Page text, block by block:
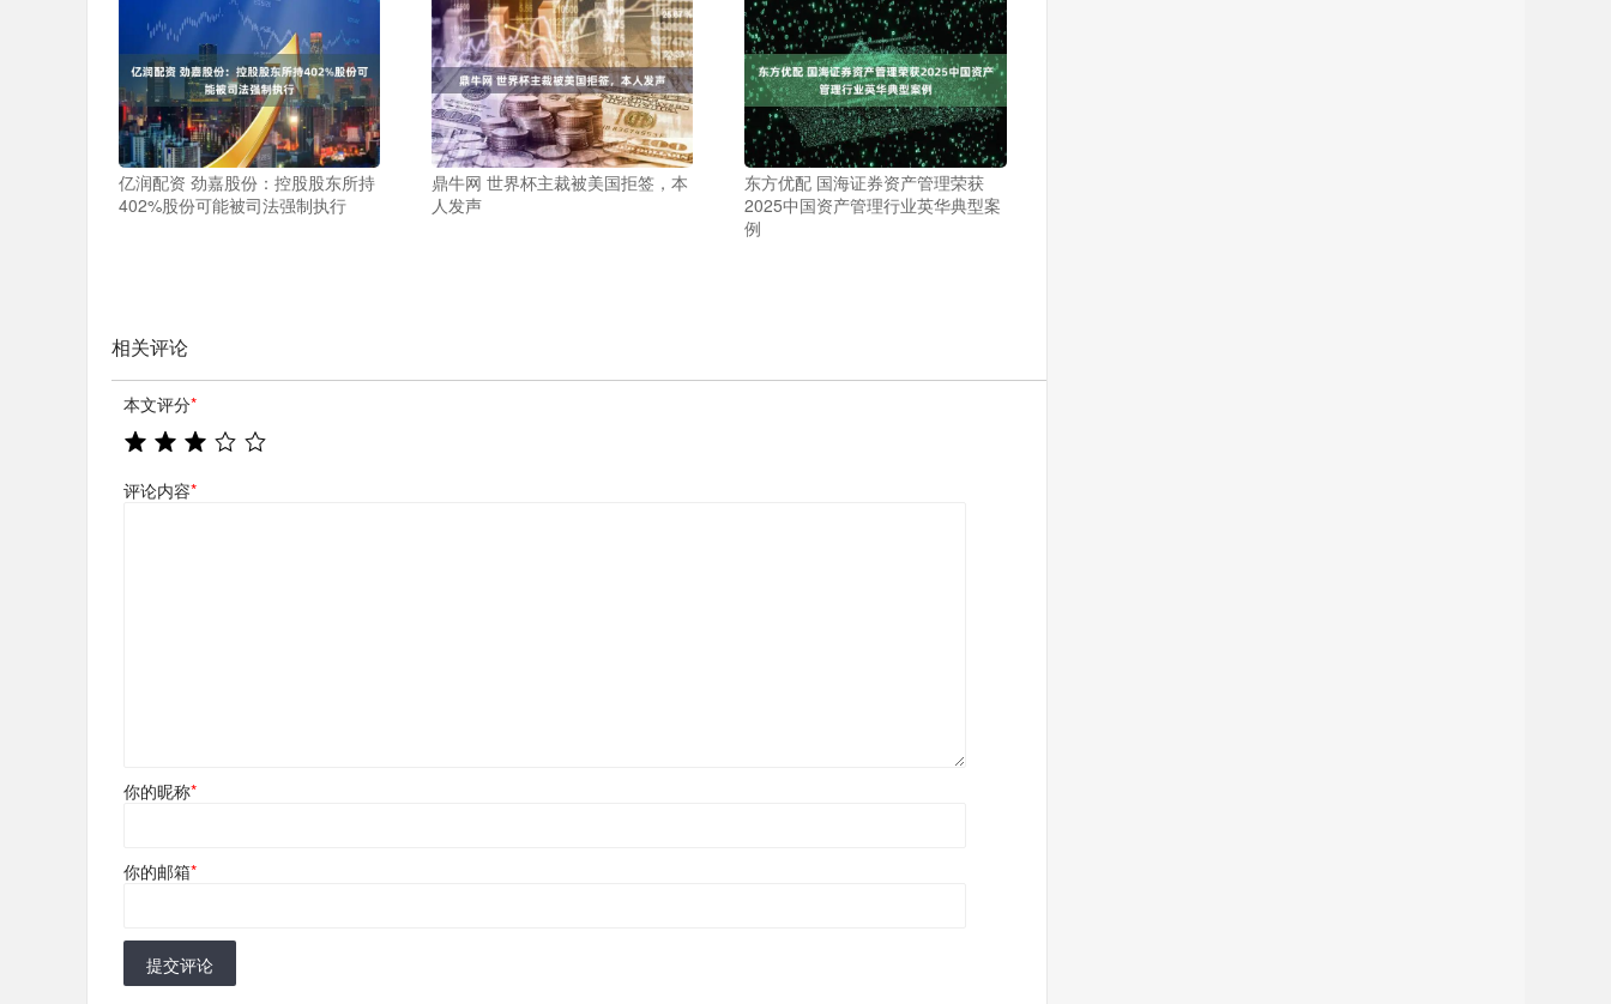
亿润配资 劲嘉股份：控股股东所持
402%股份可能被司法强制执行
鼎牛网 世界杯主裁被美国拒签，本
人发声
东方优配 国海证券资产管理荣获
2025中国资产管理行业英华典型案
例
相关评论
本文评分*
评论内容*
你的昵称*
你的邮箱*
提交评论